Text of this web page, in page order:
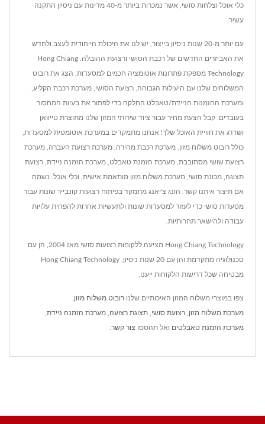
כלי אוכל וצלחות סושי, אשר נמכרות ביותר מ-40 מדינות עם ניסיון התקנה
עשיר.
עם יותר מ-20 שנות ניסיון בייצור, יש לנו את היכולת הייחודית לעצב ולחדש
את האביזרים החדשים של רכבת הסושי ורצועת ההובלה. Hong Chiang
Technology מספקת פתרונות אוטומציה חכמים למסעדות. הצג את רובוט
המשלוחים שלנו עם היעילות הגבוהה, רצועת הסושי, מערכת רכבת הקליע,
ומערכת ההזמנות הניידת/טאבלט החלקה כדי לפתור את בעיות המחסור
בעובדים. קבל הצעת מחיר עבור ציוד שירותי המזון שלנו מתוצרת טייוואן
ושדרג את חוויית האוכל שלך! אנחנו מתמקדים במערכת אוטומטית למסעדות,
כולל רובוט משלוח מזון, מערכת רכבת מהירה, מערכת רצועת העברה, מערכת
רצועת שושי מסתובבת, מערכת הזמנת טאבלט, מערכת הזמנה ניידת, רצועת
תצוגה, מכונת סושי, מערכת משלוח מזון מותאמת אישית, וכלי אוכל. נשמח
אם תיצור איתנו קשר. הונג צ'יאנג מתמקד בפיתוח רצועות קונבייר שונות עבור
מסעדות סושי כדי לעזור למסעדות שונות ולתעשיות אחרות להפחית עלויות
עבודה ולהישאר תחרותיות.
Hong Chiang Technology מציעה ללקוחות רצועות סושי מאז 2004, הן עם
טכנולוגיה מתקדמת והן עם 20 שנות ניסיון, Hong Chiang Technology
מבטיחה שכל דרישות הלקוחות ייענו.
צפו במוצרי משלוח המזון האיכותיים שלנו רובוט משלוח מזון
מערכת משלוח מזון רצועת סושי תצוגת רצועה מערכת הזמנה ניידת
מערכת הזמנת טאבלטים ואל תהססו צור קשר